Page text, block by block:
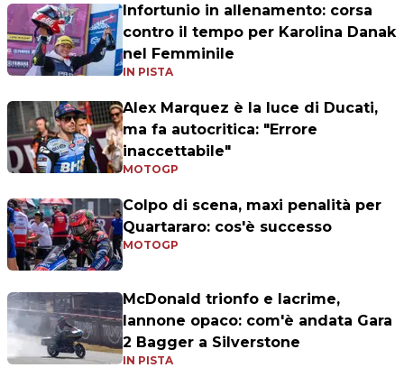
Infortunio in allenamento: corsa
contro il tempo per Karolina Danak
nel Femminile
IN PISTA
Alex Marquez è la luce di Ducati,
ma fa autocritica: "Errore
inaccettabile"
MOTOGP
Colpo di scena, maxi penalità per
Quartararo: cos'è successo
MOTOGP
McDonald trionfo e lacrime,
Iannone opaco: com'è andata Gara
2 Bagger a Silverstone
IN PISTA